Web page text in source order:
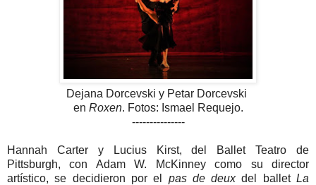
Dejana Dorcevski y Petar Dorcevski
en Roxen. Fotos: Ismael Requejo.
---------------
Hannah Carter y Lucius Kirst, del Ballet Teatro de
Pittsburgh, con Adam W. McKinney como su director
artístico, se decidieron por el pas de deuxdel balletLa